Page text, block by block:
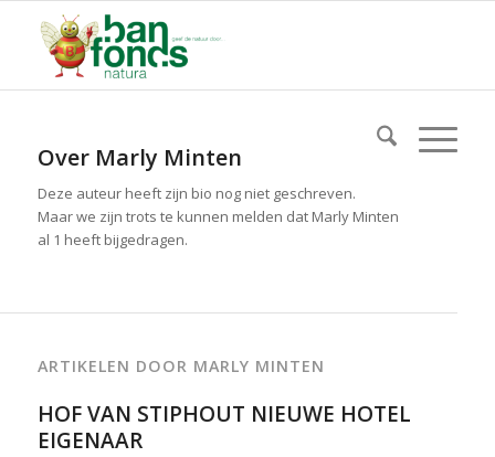
Over Marly Minten
Deze auteur heeft zijn bio nog niet geschreven.
Maar we zijn trots te kunnen melden dat Marly Minten
al 1 heeft bijgedragen.
ARTIKELEN DOOR MARLY MINTEN
HOF VAN STIPHOUT NIEUWE HOTEL
EIGENAAR